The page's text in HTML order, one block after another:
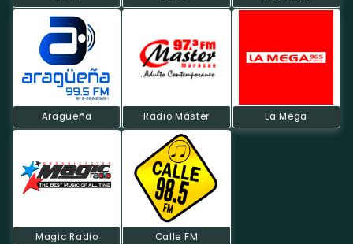
Aragueña Radio Máster La Mega
Magic Radio Calle FM